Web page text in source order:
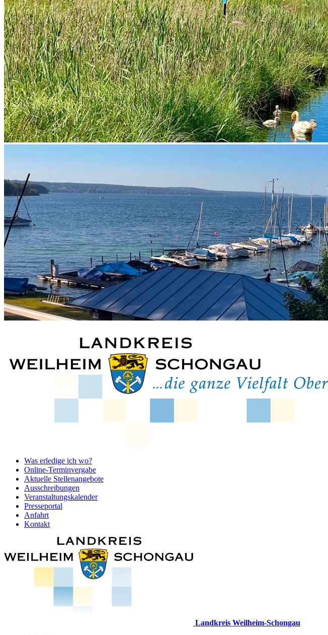
Was erledige ich wo?
Online-Terminvergabe
Aktuelle Stellenangebote
Ausschreibungen
Veranstaltungskalender
Presseportal
Anfahrt
Kontakt
Landkreis Weilheim-Schongau